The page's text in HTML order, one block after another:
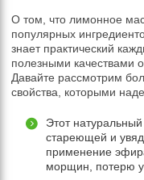
О том, что лимонное
популярных
знает практический
полезными качествами
Давайте рассмотрим
свойства, которыми
Этот
стареющей и
применение
морщин, потерю